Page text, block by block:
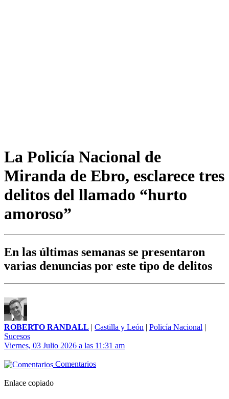
La Policía Nacional de
Miranda de Ebro, esclarece tres
delitos del llamado “hurto
amoroso”
En las últimas semanas se presentaron
varias denuncias por este tipo de delitos
ROBERTO RANDALL | Castilla y León | Policía Nacional |
Sucesos
Viernes, 03 Julio 2026 a las 11:31 am
Comentarios
Enlace copiado